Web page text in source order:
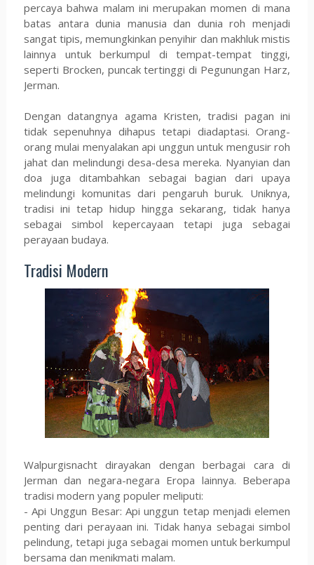
percaya bahwa malam ini merupakan momen di mana
batas antara dunia manusia dan dunia roh menjadi
sangat tipis, memungkinkan penyihir dan makhluk mistis
lainnya untuk berkumpul di tempat-tempat tinggi,
seperti Brocken, puncak tertinggi di Pegunungan Harz,
Jerman.
Dengan datangnya agama Kristen, tradisi pagan ini
tidak sepenuhnya dihapus tetapi diadaptasi. Orang-
orang mulai menyalakan api unggun untuk mengusir roh
jahat dan melindungi desa-desa mereka. Nyanyian dan
doa juga ditambahkan sebagai bagian dari upaya
melindungi komunitas dari pengaruh buruk. Uniknya,
tradisi ini tetap hidup hingga sekarang, tidak hanya
sebagai simbol kepercayaan tetapi juga sebagai
perayaan budaya.
Tradisi Modern
Walpurgisnacht dirayakan dengan berbagai cara di
Jerman dan negara-negara Eropa lainnya. Beberapa
tradisi modern yang populer meliputi:
- Api Unggun Besar: Api unggun tetap menjadi elemen
penting dari perayaan ini. Tidak hanya sebagai simbol
pelindung, tetapi juga sebagai momen untuk berkumpul
bersama dan menikmati malam.